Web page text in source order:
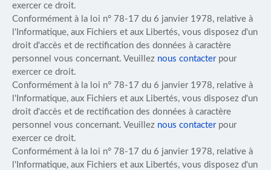
exercer ce droit.
Conformément à la loi n° 78-17 du 6 janvier 1978, relative à
l'Informatique, aux Fichiers et aux Libertés, vous disposez d'un
droit d'accès et de rectification des données à caractère
personnel vous concernant. Veuillez nous contacterpour
exercer ce droit.
Conformément à la loi n° 78-17 du 6 janvier 1978, relative à
l'Informatique, aux Fichiers et aux Libertés, vous disposez d'un
droit d'accès et de rectification des données à caractère
personnel vous concernant. Veuillez nous contacterpour
exercer ce droit.
Conformément à la loi n° 78-17 du 6 janvier 1978, relative à
l'Informatique, aux Fichiers et aux Libertés, vous disposez d'un